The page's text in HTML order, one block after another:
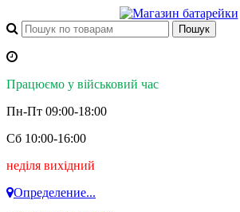
Працюємо у військовий час
Пн-Пт 09:00-18:00
Сб 10:00-16:00
неділя вихідний
Определение...